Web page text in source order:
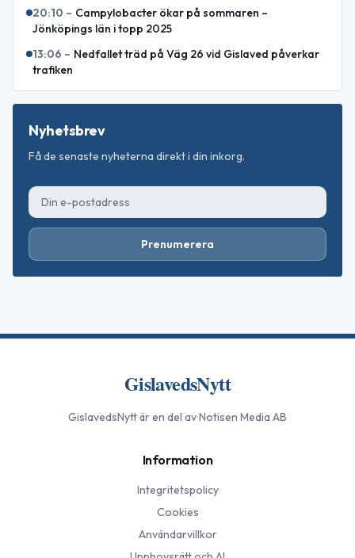
20:10 – Campylobacter ökar på sommaren –
Jönköpings län i topp 2025
13:06 – Nedfallet träd på Väg 26 vid Gislaved påverkar
trafiken
Nyhetsbrev
Få de senaste nyheterna direkt i din inkorg.
Prenumerera
GislavedsNytt
GislavedsNyttär en del av Notisen Media AB
Information
Integritetspolicy
Cookies
Användarvillkor